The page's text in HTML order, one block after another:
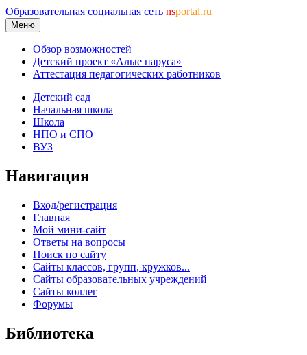
Образовательная социальная сеть nsportal.ru
Меню
Обзор возможностей
Детский проект «Алые паруса»
Аттестация педагогических работников
Детский сад
Начальная школа
Школа
НПО и СПО
ВУЗ
Навигация
Вход/регистрация
Главная
Мой мини-сайт
Ответы на вопросы
Поиск по сайту
Сайты классов, групп, кружков...
Сайты образовательных учреждений
Сайты коллег
Форумы
Библиотека